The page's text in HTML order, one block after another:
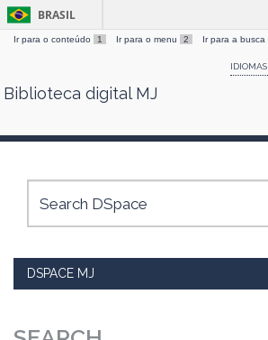
Skip
BRASIL
Ir para o conteúdo 1 Ir para o menu 2 Ir para a busca
IDIOMAS
Biblioteca digital MJ
DSPACE MJ